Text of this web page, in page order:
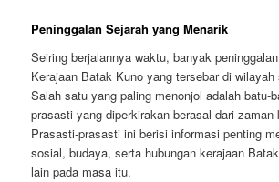
Peninggalan Sejarah yang Menarik
Seiring berjalannya waktu, banyak
Kerajaan Batak Kuno yang tersebar di
Salah satu yang paling menonjol adalah batu-
prasasti yang diperkirakan berasal dari zaman
Prasasti-prasasti ini berisi informasi penting
sosial, budaya, serta hubungan kerajaan
lain pada masa itu.